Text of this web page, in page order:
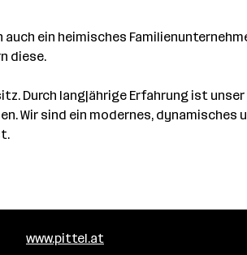
ein heimisches
diese.
Durch langjährige Erfahrung ist
sind ein modernes, dynamisches
www.pittel.at